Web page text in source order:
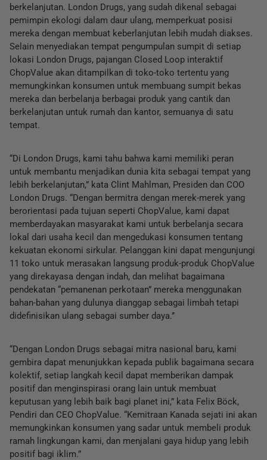
berkelanjutan. London Drugs, yang sudah dikenal sebagai
pemimpin ekologi dalam daur ulang, memperkuat posisi
mereka dengan membuat keberlanjutan lebih mudah diakses.
Selain menyediakan tempat pengumpulan sumpit di setiap
lokasi London Drugs, pajangan Closed Loop interaktif
ChopValue akan ditampilkan di toko-toko tertentu yang
memungkinkan konsumen untuk membuang sumpit bekas
mereka dan berbelanja berbagai produk yang cantik dan
berkelanjutan untuk rumah dan kantor, semuanya di satu
tempat.
“Di London Drugs, kami tahu bahwa kami memiliki peran
untuk membantu menjadikan dunia kita sebagai tempat yang
lebih berkelanjutan,” kata Clint Mahlman, Presiden dan COO
London Drugs. “Dengan bermitra dengan merek-merek yang
berorientasi pada tujuan seperti ChopValue, kami dapat
memberdayakan masyarakat kami untuk berbelanja secara
lokal dari usaha kecil dan mengedukasi konsumen tentang
kekuatan ekonomi sirkular. Pelanggan kini dapat mengunjungi
11 toko untuk merasakan langsung produk-produk ChopValue
yang direkayasa dengan indah, dan melihat bagaimana
pendekatan “pemanenan perkotaan” mereka menggunakan
bahan-bahan yang dulunya dianggap sebagai limbah tetapi
didefinisikan ulang sebagai sumber daya.”
“Dengan London Drugs sebagai mitra nasional baru, kami
gembira dapat menunjukkan kepada publik bagaimana secara
kolektif, setiap langkah kecil dapat memberikan dampak
positif dan menginspirasi orang lain untuk membuat
keputusan yang lebih baik bagi planet ini,” kata Felix Böck,
Pendiri dan CEO ChopValue. “Kemitraan Kanada sejati ini akan
memungkinkan konsumen yang sadar untuk membeli produk
ramah lingkungan kami, dan menjalani gaya hidup yang lebih
positif bagi iklim.”